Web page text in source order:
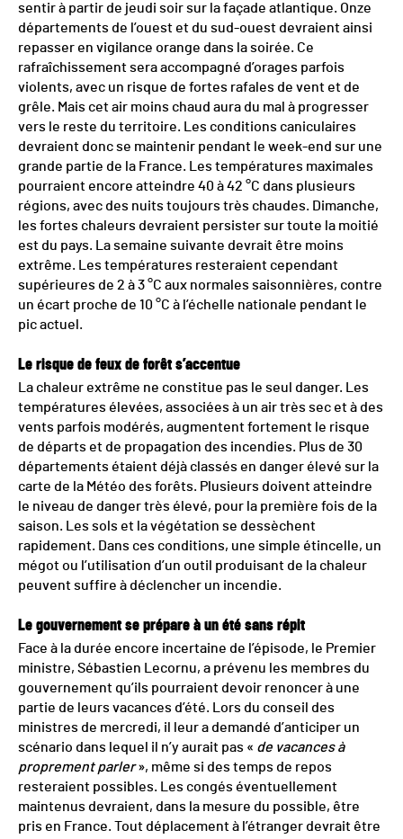
sentir à partir de jeudi soir sur la façade atlantique. Onze
départements de l’ouest et du sud-ouest devraient ainsi
repasser en vigilance orange dans la soirée. Ce
rafraîchissement sera accompagné d’orages parfois
violents, avec un risque de fortes rafales de vent et de
grêle. Mais cet air moins chaud aura du mal à progresser
vers le reste du territoire. Les conditions caniculaires
devraient donc se maintenir pendant le week-end sur une
grande partie de la France. Les températures maximales
pourraient encore atteindre 40 à 42 °C dans plusieurs
régions, avec des nuits toujours très chaudes. Dimanche,
les fortes chaleurs devraient persister sur toute la moitié
est du pays. La semaine suivante devrait être moins
extrême. Les températures resteraient cependant
supérieures de 2 à 3 °C aux normales saisonnières, contre
un écart proche de 10 °C à l’échelle nationale pendant le
pic actuel.
Le risque de feux de forêt s’accentue
La chaleur extrême ne constitue pas le seul danger. Les
températures élevées, associées à un air très sec et à des
vents parfois modérés, augmentent fortement le risque
de départs et de propagation des incendies. Plus de 30
départements étaient déjà classés en danger élevé sur la
carte de la Météo des forêts. Plusieurs doivent atteindre
le niveau de danger très élevé, pour la première fois de la
saison. Les sols et la végétation se dessèchent
rapidement. Dans ces conditions, une simple étincelle, un
mégot ou l’utilisation d’un outil produisant de la chaleur
peuvent suffire à déclencher un incendie.
Le gouvernement se prépare à un été sans répit
Face à la durée encore incertaine de l’épisode, le Premier
ministre, Sébastien Lecornu, a prévenu les membres du
gouvernement qu’ils pourraient devoir renoncer à une
partie de leurs vacances d’été. Lors du conseil des
ministres de mercredi, il leur a demandé d’anticiper un
scénario dans lequel il n’y aurait pas « de vacances à
proprement parler», même si des temps de repos
resteraient possibles. Les congés éventuellement
maintenus devraient, dans la mesure du possible, être
pris en France. Tout déplacement à l’étranger devrait être